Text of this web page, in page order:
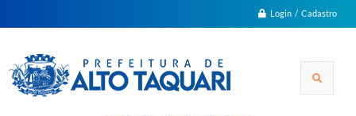
Login / Cadastro